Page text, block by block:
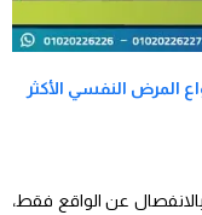
المرض النفسي الأكثر
عن الواقع فقط،